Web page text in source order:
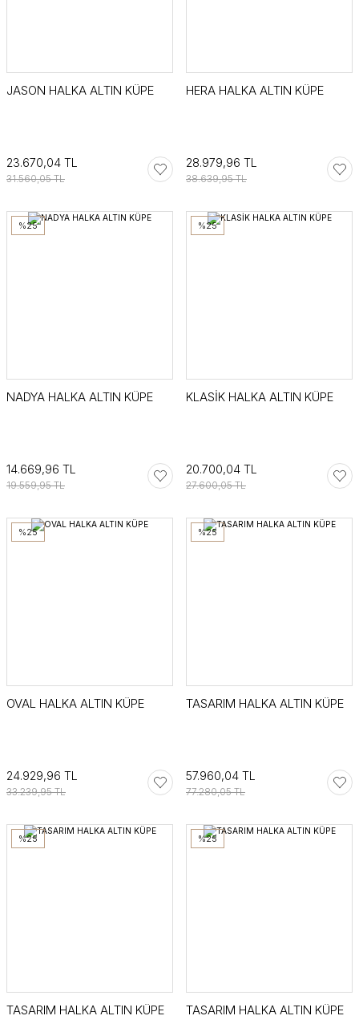
JASON HALKA ALTIN KÜPE
23.670,04 TL
31.560,05 TL
HERA HALKA ALTIN KÜPE
28.979,96 TL
38.639,95 TL
%25
NADYA HALKA ALTIN KÜPE
14.669,96 TL
19.559,95 TL
%25
KLASİK HALKA ALTIN KÜPE
20.700,04 TL
27.600,05 TL
%25
OVAL HALKA ALTIN KÜPE
24.929,96 TL
33.239,95 TL
%25
TASARIM HALKA ALTIN KÜPE
57.960,04 TL
77.280,05 TL
%25
TASARIM HALKA ALTIN KÜPE
%25
TASARIM HALKA ALTIN KÜPE